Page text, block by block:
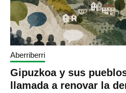
Aberriberri
Gipuzkoa y sus
llamada a renovar la